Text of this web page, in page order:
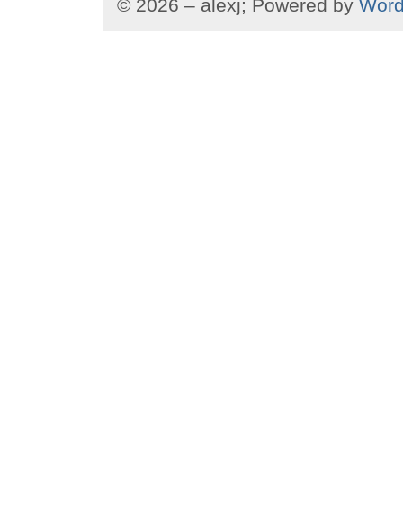
© 2026 – alexj; Powered by